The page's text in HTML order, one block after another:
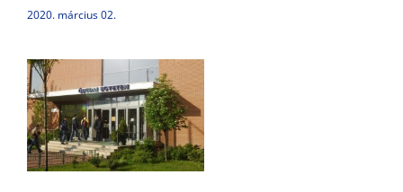
2020. március 02.